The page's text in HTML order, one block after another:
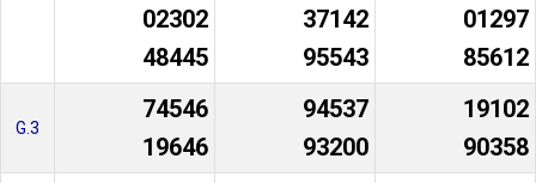
02302
48445
37142
95543
01297
85612
G.3
74546
19646
94537
93200
19102
90358